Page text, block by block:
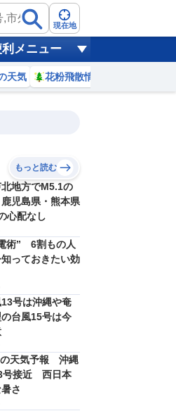
現在地
利メニュー
天気 花粉飛散情報
2
ミリ
m/s
3
0ミリ
2 m/s
4
0ミリ
1
もっと読む
地方でM5.1の
児島県・熊本県
心配なし
術” 6割もの人
っておきたい効
号は沖縄や奄
台風15号は今
天気予報 沖縄
号接近 西日本
さ